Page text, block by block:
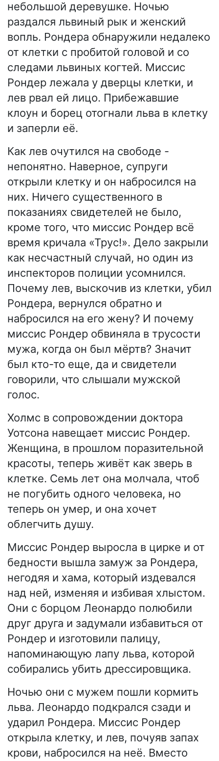
небольшой деревушке. Ночью
раздался львиный рык и женский
вопль. Рондера обнаружили недалеко
от клетки с пробитой головой и со
следами львиных когтей. Миссис
Рондер лежала у дверцы клетки, и
лев рвал ей лицо. Прибежавшие
клоун и борец отогнали льва в клетку
и заперли её.
Как лев очутился на свободе -
непонятно. Наверное, супруги
открыли клетку и он набросился на
них. Ничего существенного в
показаниях свидетелей не было,
кроме того, что миссис Рондер всё
время кричала «Трус!». Дело закрыли
как несчастный случай, но один из
инспекторов полиции усомнился.
Почему лев, выскочив из клетки, убил
Рондера, вернулся обратно и
набросился на его жену? И почему
миссис Рондер обвиняла в трусости
мужа, когда он был мёртв? Значит
был кто-то еще, да и свидетели
говорили, что слышали мужской
голос.
Холмс в сопровождении доктора
Уотсона навещает миссис Рондер.
Женщина, в прошлом поразительной
красоты, теперь живёт как зверь в
клетке. Семь лет она молчала, чтоб
не погубить одного человека, но
теперь он умер, и она хочет
облегчить душу.
Миссис Рондер выросла в цирке и от
бедности вышла замуж за Рондера,
негодяя и хама, который издевался
над ней, изменяя и избивая хлыстом.
Они с борцом Леонардо полюбили
друг друга и задумали избавиться от
Рондер и изготовили палицу,
напоминающую лапу льва, которой
собирались убить дрессировщика.
Ночью они с мужем пошли кормить
льва. Леонардо подкрался сзади и
ударил Рондера. Миссис Рондер
открыла клетку, и лев, почуяв запах
крови, набросился на неё. Вместо